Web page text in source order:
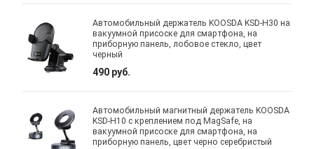
Автомобильный держатель KOOSDA KSD-H30 на
вакуумной присоске для смартфона, на
приборную панель, лобовое стекло, цвет
черный
490 руб.
Автомобильный магнитный держатель KOOSDA
KSD-H10 с креплением под MagSafe, на
вакуумной присоске для смартфона, на
приборную панель, цвет черно серебристый